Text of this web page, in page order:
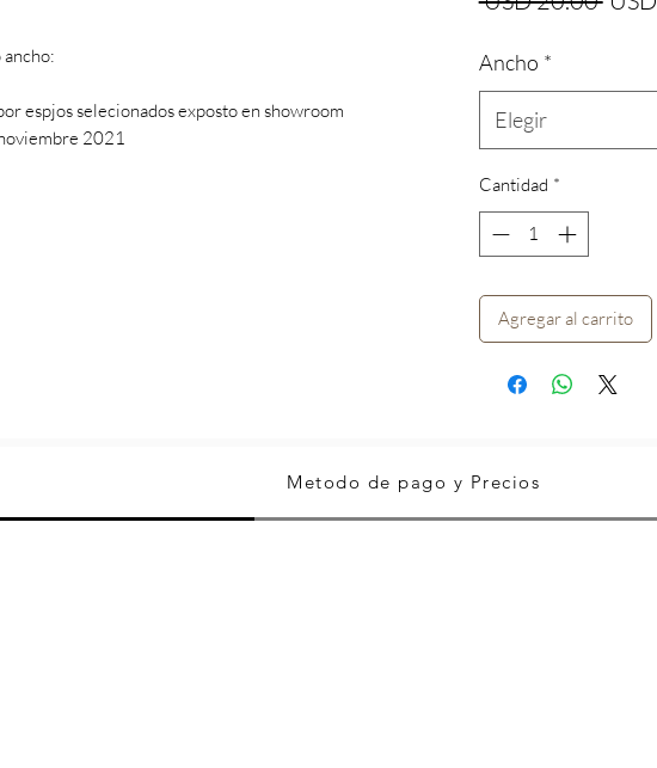
espjos selecionados exposto en showroom
2021
Ancho *
Elegir
Cantidad *
Agregar al carrito
Metodo de pago y Precios